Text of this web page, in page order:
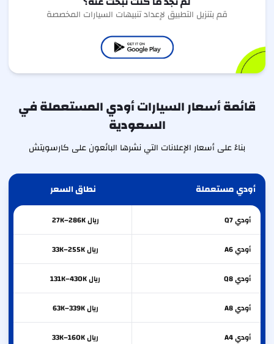
قم بتنزيل التطبيق لإعداد تنبيهات السيارات المخصصة
قائمة أسعار السيارات أودي المستعملة في
السعودية
بناءً على أسعار الإعلانات التي نشرها البائعون على كارسويتش
أودي مستعملة نطاق السعر
أوديQ7 ريال 27K–286K
أوديA6 ريال 33K–255K
أوديQ8 ريال 131K–430K
أوديA8 ريال 63K–339K
أوديA4 ريال 33K–160K